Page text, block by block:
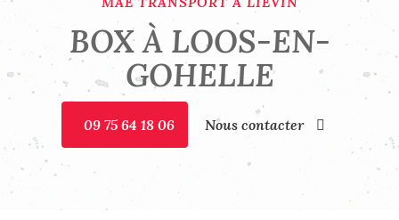
BOX À LOOS-EN-
GOHELLE
09 75 64 18 06 Nous contacter